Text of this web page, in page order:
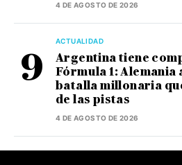
4 DE AGOSTO DE 2026
ACTUALIDAD
Argentina tiene
Fórmula 1: Alemania
batalla millonaria
de las pistas
4 DE AGOSTO DE 2026